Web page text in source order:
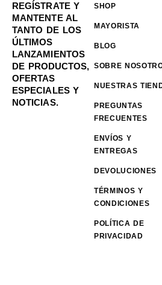
REGÍSTRATE Y
MANTENTE AL
TANTO DE LOS
ÚLTIMOS
LANZAMIENTOS
DE PRODUCTOS,
OFERTAS
ESPECIALES Y
NOTICIAS.
SHOP
MAYORISTA
BLOG
SOBRE
NUESTRAS
PREGUNTAS
FRECUENTES
ENVÍOS Y
ENTREGAS
DEVOLUCIONES
TÉRMINOS Y
CONDICIONES
POLÍTICA DE
PRIVACIDAD